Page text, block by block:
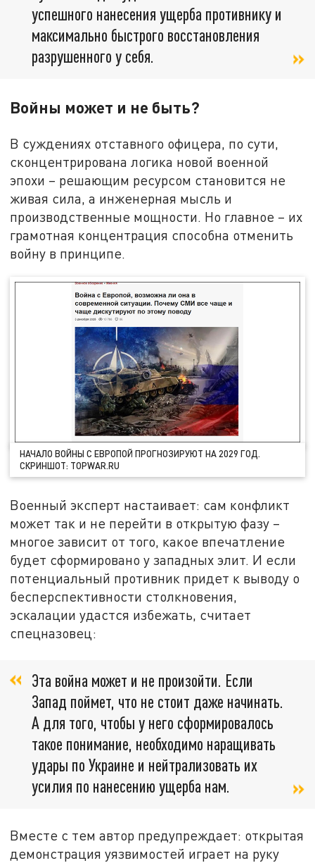
успешного нанесения ущерба противнику и
максимально быстрого восстановления
разрушенного у себя.
Войны может и не быть?
В суждениях отставного офицера, по сути,
сконцентрирована логика новой военной
эпохи – решающим ресурсом становится не
живая сила, а инженерная мысль и
производственные мощности. Но главное – их
грамотная концентрация способна отменить
войну в принципе.
НАЧАЛО ВОЙНЫ С ЕВРОПОЙ ПРОГНОЗИРУЮТ НА 2029 ГОД.
СКРИНШОТ: TOPWAR.RU
Военный эксперт настаивает: сам конфликт
может так и не перейти в открытую фазу –
многое зависит от того, какое впечатление
будет сформировано у западных элит. И если
потенциальный противник придет к выводу о
бесперспективности столкновения,
эскалации удастся избежать, считает
спецназовец:
Эта война может и не произойти. Если
Запад поймет, что не стоит даже начинать.
А для того, чтобы у него сформировалось
такое понимание, необходимо наращивать
удары по Украине и нейтрализовать их
усилия по нанесению ущерба нам.
Вместе с тем автор предупреждает: открытая
демонстрация уязвимостей играет на руку